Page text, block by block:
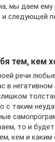
мы даем ему
следующей
тем, кем
речи
в негативном
с таким
то и
кем и каким